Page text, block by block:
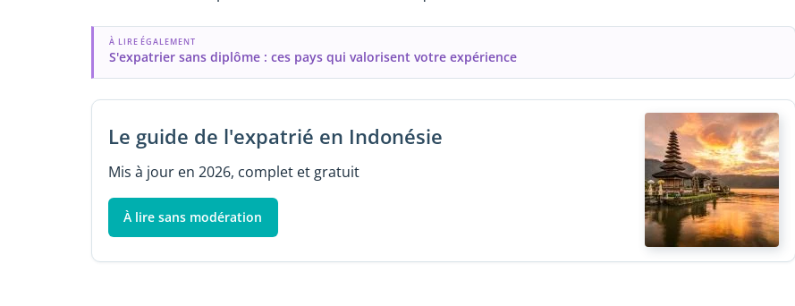
À LIRE ÉGALEMENT
S'expatrier sans diplôme : ces pays qui valorisent votre expérience
Le guide de l'expatrié en Indonésie
Mis à jour en 2026, complet et gratuit
À lire sans modération